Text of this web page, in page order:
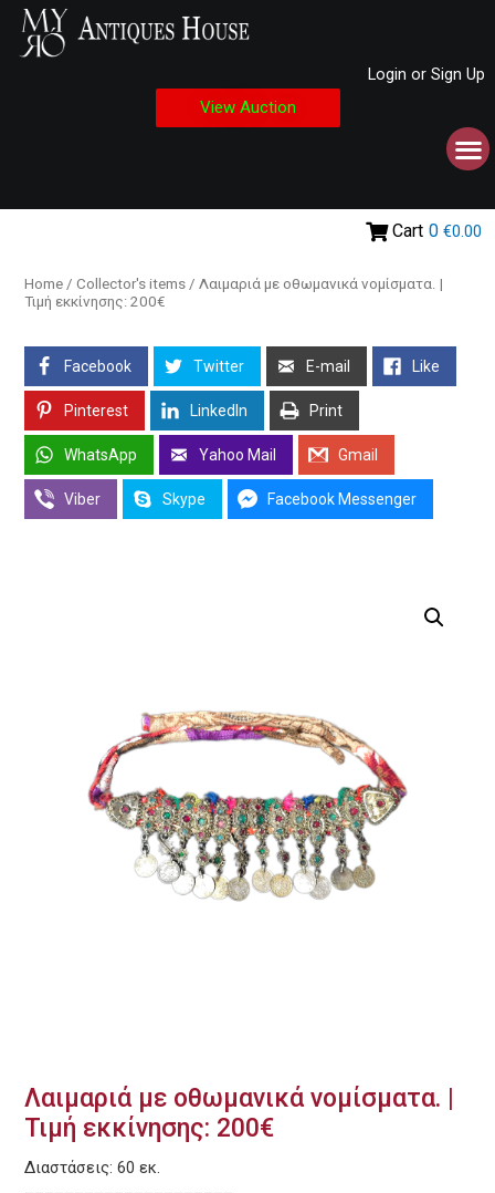
Login or Sign Up
View Auction
Cart 0 €0.00
Home / Collector's items / Λαιμαριά με οθωμανικά νομίσματα. |
Τιμή εκκίνησης: 200€
Facebook Twitter E-mail Like
Pinterest LinkedIn Print
WhatsApp Yahoo Mail Gmail
Viber Skype Facebook Messenger
Λαιμαριά με οθωμανικά νομίσματα. |
Τιμή εκκίνησης: 200€
Διαστάσεις: 60 εκ.